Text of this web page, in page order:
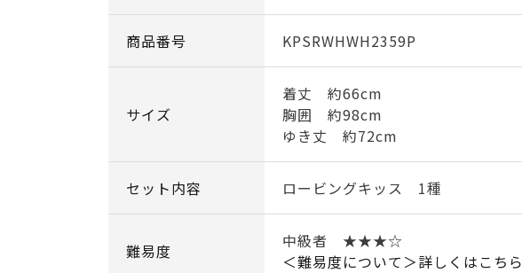
商品番号 KPSRWHWH2359P
サイズ
着丈 約66cm
胸囲 約98cm
ゆき丈 約72cm
セット内容 ロービングキッス 1種
難易度
中級者 ★★★☆
＜難易度について＞詳しくはこちら